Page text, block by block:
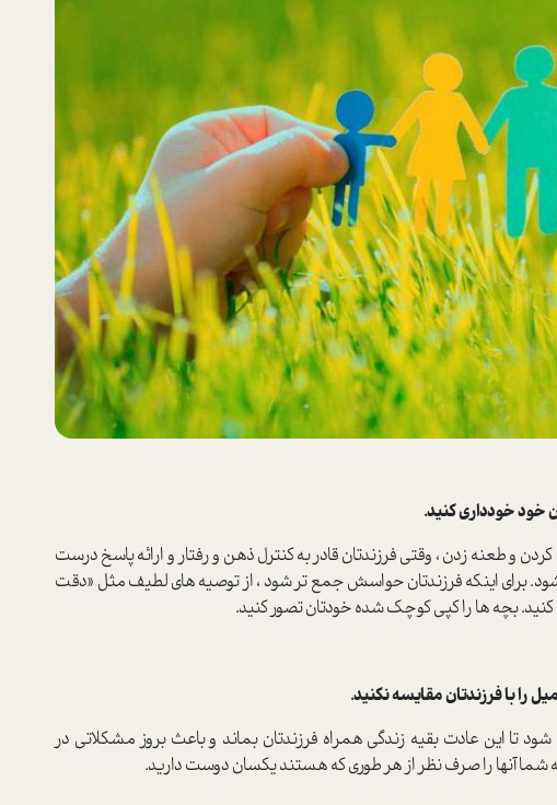
و طعنه زدن ، وقتی فرزندتان قادر به کنترل ذهن و رفتار و ارائه پاسخ درست
برای اینکه فرزندتان حواسش جمع تر شود ، از توصیه های لطیف مثل «دقت
کنید. بچه ها را کپی کوچک شده خودتان تصور کنید.
تا این عادت بقیه زندگی همراه فرزندتان بماند و باعث بروز مشکلاتی در
شما آنها را صرف نظر از هر طوری که هستند یکسان دوست دارید.